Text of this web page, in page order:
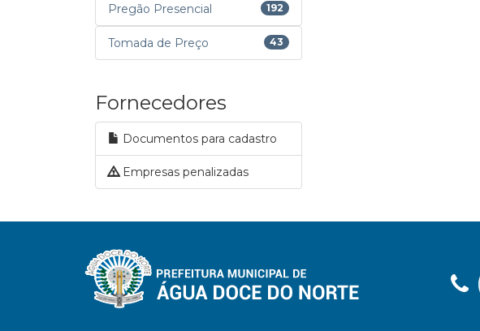
Pregão Presencial 192
Tomada de Preço 43
Fornecedores
Documentos para cadastro
Empresas penalizadas